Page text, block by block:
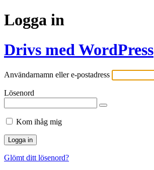
Logga in
Drivs med WordPress
Användarnamn eller e-postadress
Lösenord
Kom ihåg mig
Glömt ditt lösenord?